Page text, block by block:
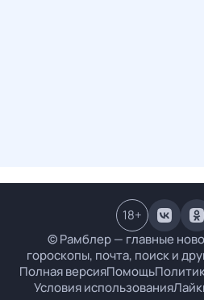
© Рамблер — главные
гороскопы, почта, поиск и
Полная версияПомощь
Условия использования
18+